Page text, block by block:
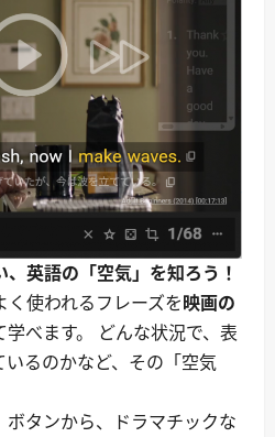
英語の「空気」を知ろう！
使われるフレーズを映画の
学べます。 どんな状況で、表
るのかなど、その「空気
ボタンから、ドラマチックな